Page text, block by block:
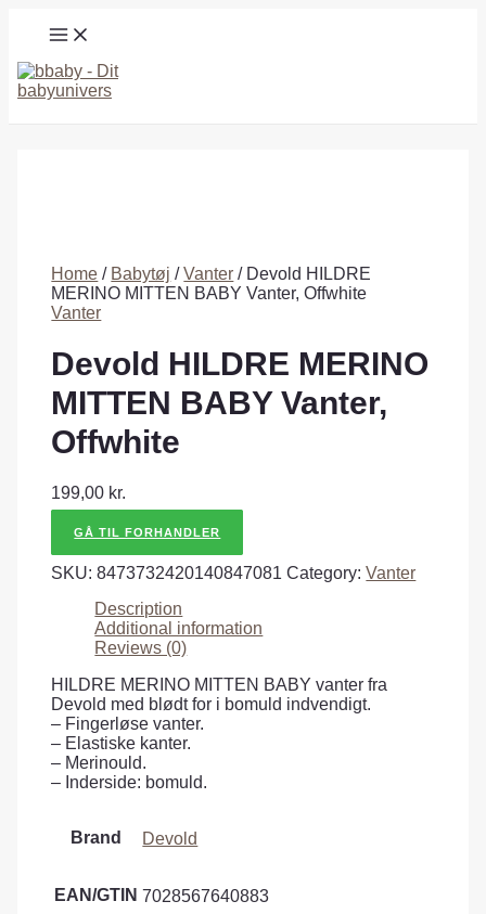
MAIN
MENU
Home / Babytøj /Vanter / Devold HILDRE
MERINO MITTEN BABY Vanter, Offwhite
Vanter
Devold HILDRE MERINO
MITTEN BABY Vanter,
Offwhite
199,00 kr.
GÅ TIL FORHANDLER
SKU:8473732420140847081 Category:Vanter
Description
Additional information
Reviews (0)
HILDRE MERINO MITTEN BABY vanter fra
Devold med blødt for i bomuld indvendigt.
– Fingerløse vanter.
– Elastiske kanter.
– Merinould.
– Inderside: bomuld.
Brand Devold
EAN/GTIN 7028567640883